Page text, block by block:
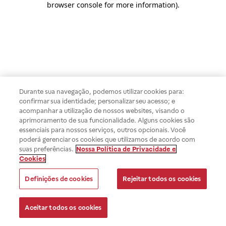
browser console for more information).
Durante sua navegação, podemos utilizar cookies para:
confirmar sua identidade; personalizar seu acesso; e
acompanhar a utilização de nossos websites, visando o
aprimoramento de sua funcionalidade. Alguns cookies são
essenciais para nossos serviços, outros opcionais. Você
poderá gerenciar os cookies que utilizamos de acordo com
suas preferências. Nossa Política de Privacidade e
Cookies
Definições de cookies Rejeitar todos os cookies
Aceitar todos os cookies